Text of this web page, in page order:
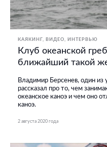
КАЯКИНГ ВИДЕО ИНТЕРВЬЮ
Клуб океанской
ближайший такой
Владимир Берсенев, один
рассказал про то, чем
океанское каноэ и чем оно
каноэ.
2 августа 2020 года